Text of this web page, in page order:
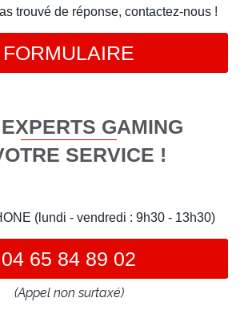
trouvé de réponse, contactez-nous !
FORMULAIRE
GAMING
SERVICE !
(lundi - vendredi : 9h30 - 13h30)
04 65 84 89 02
(Appel non surtaxé)